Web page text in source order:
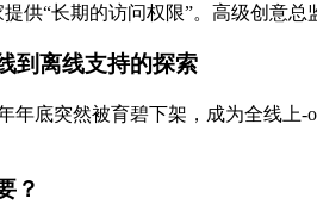
提供“长期的访问权限”。高级创意总
到离线支持的探索
年底突然被育碧下架，成为全线
？